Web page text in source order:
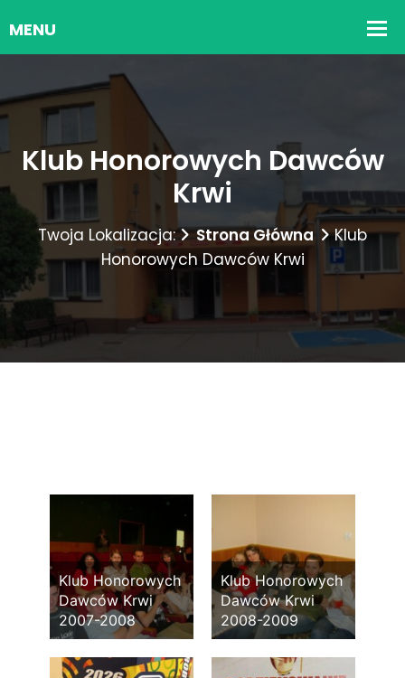
Klub Honorowych Dawców
Krwi
Twoja Lokalizacja: Strona Główna
Klub
Honorowych Dawców Krwi
Klub Honorowych
Dawców Krwi
2007-2008
Klub Honorowych
Dawców Krwi
2008-2009